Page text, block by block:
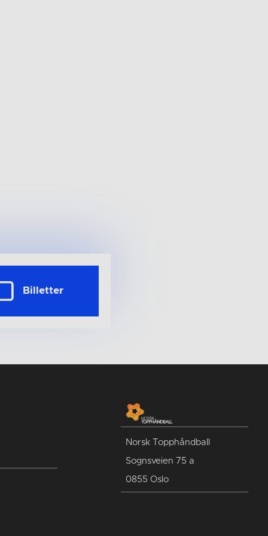
Billetter
Norsk Topphåndball
Sognsveien 75 a
0855 Oslo